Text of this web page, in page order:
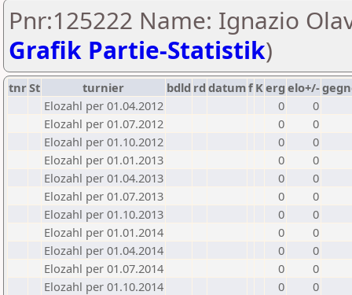
Pnr:125222 Name: Ignazio
Grafik Partie-Statistik)
tnrSt turnier bdld rd datumf Kerg elo+/-
Elozahl per 01.04.2012
0
0
Elozahl per 01.07.2012
0
0
Elozahl per 01.10.2012
0
0
Elozahl per 01.01.2013
0
0
Elozahl per 01.04.2013
0
0
Elozahl per 01.07.2013
0
0
Elozahl per 01.10.2013
0
0
Elozahl per 01.01.2014
0
0
Elozahl per 01.04.2014
0
0
Elozahl per 01.07.2014
0
0
Elozahl per 01.10.2014
0
0